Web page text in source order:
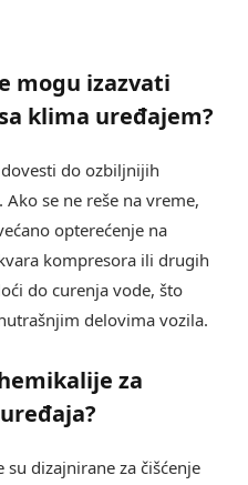
mogu izazvati
klima uređajem?
do ozbiljnijih
se ne reše na vreme,
opterećenje na
kompresora ili drugih
do curenja vode, što
delovima vozila.
za
su dizajnirane za čišćenje